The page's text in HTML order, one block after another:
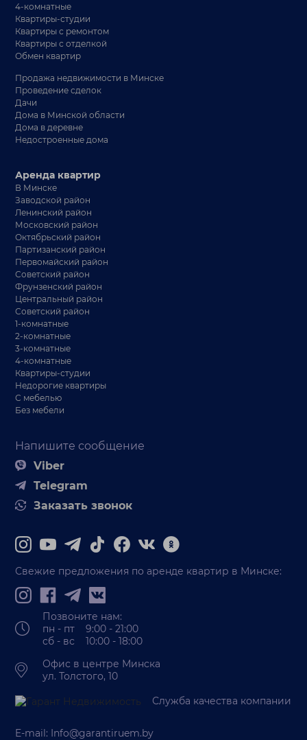
4-комнатные
Квартиры-студии
Квартиры с ремонтом
Квартиры с отделкой
Обмен квартир
Продажа недвижимости в Минске
Проведение сделок
Дачи
Дома в Минской области
Дома в деревне
Недостроенные дома
Напишите сообщение
Viber
Telegram
Заказать звонок
Аренда квартир
В Минске
Заводской район
Ленинский район
Московский район
Октябрьский район
Партизанский район
Первомайский район
Советский район
Фрунзенский район
Центральный район
Советский район
1-комнатные
2-комнатные
3-комнатные
4-комнатные
Квартиры-студии
Недорогие квартиры
С мебелью
Без мебели
Свежие предложения по аренде квартир в Минске:
Позвоните нам:
пн - пт 9:00 - 21:00
сб - вс 10:00 - 18:00
Офис в центре Минска
ул. Толстого, 10
Служба качества компании
E-mail: Info@garantiruem.by